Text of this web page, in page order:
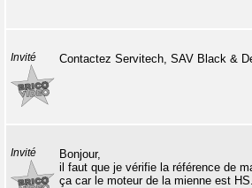
Invité Contactez Servitech, SAV Black &
Invité
Bonjour,
il faut que je vérifie la référence de
ça car le moteur de la mienne est HS.